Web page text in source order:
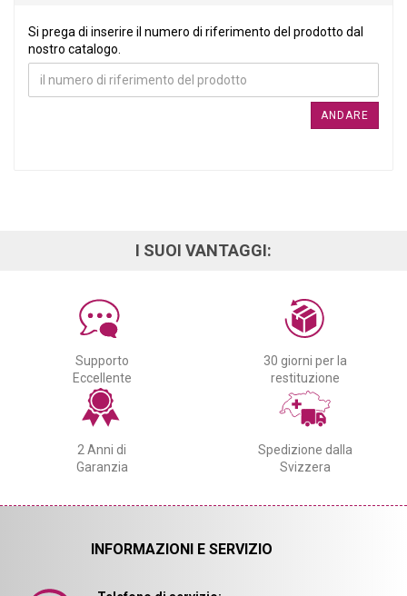
SI PREGA DI INSERIRE IL NUMERO DI RIFERIMENTO DEL
Si prega di inserire il numero di riferimento del prodotto dal
nostro catalogo.
ANDARE
I SUOI VANTAGGI:
Supporto
Eccellente
30 giorni per la
restituzione
2 Anni di
Garanzia
Spedizione dalla
Svizzera
INFORMAZIONI E SERVIZIO